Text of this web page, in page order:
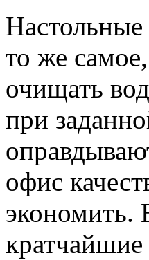
то же
очищать
при
офис
экономить.
кратчайшие